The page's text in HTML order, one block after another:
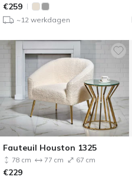
€259
~12 werkdagen
Fauteuil Houston 1325
78 cm 77 cm 67 cm
€229